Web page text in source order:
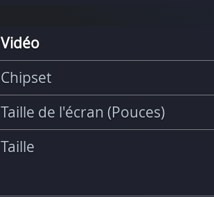
Vidéo
Chipset
Taille de l'écran (Pouces)
Taille